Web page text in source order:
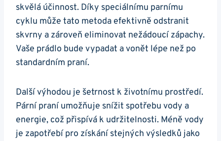
skvělá účinnost. Díky speciálnímu parnímu
⁣cyklu může tato metoda efektivně odstranit⁢
skvrny a zároveň eliminovat nežádoucí zápachy.
Vaše prádlo bude vypadat ‌a vonět lépe než po
⁣standardním praní.
Další výhodou je šetrnost k životnímu prostředí.‍
Pární praní umožňuje snížit spotřebu vody a
energie, což přispívá k udržitelnosti. Méně vody
je zapotřebí pro získání stejných výsledků jako